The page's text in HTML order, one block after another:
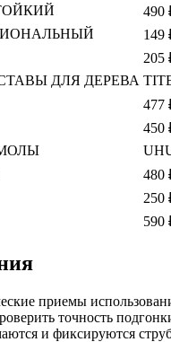
490
149
205
ДЛЯ ДЕРЕВА
477
450
480
250
590
приемы
точность
и фиксируются